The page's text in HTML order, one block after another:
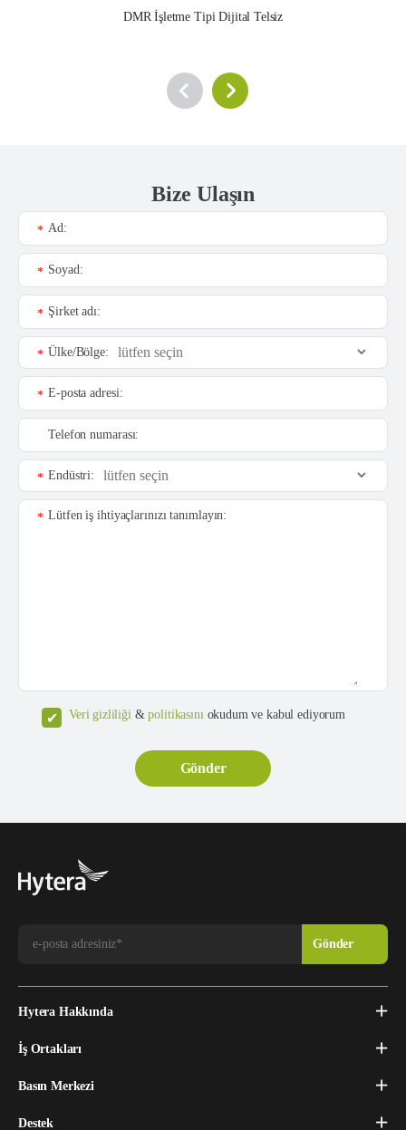
DMR İşletme Tipi Dijital Telsiz
Bize Ulaşın
Ad:
*
Soyad:
*
Şirket adı:
*
Ülke/Bölge:
*
E-posta adresi:
*
Telefon numarası:
Endüstri:
*
Lütfen iş ihtiyaçlarınızı tanımlayın:
*
Veri gizliliği&politikasınıokudum ve kabul ediyorum
Hytera Hakkında
İş Ortakları
Basın Merkezi
Destek